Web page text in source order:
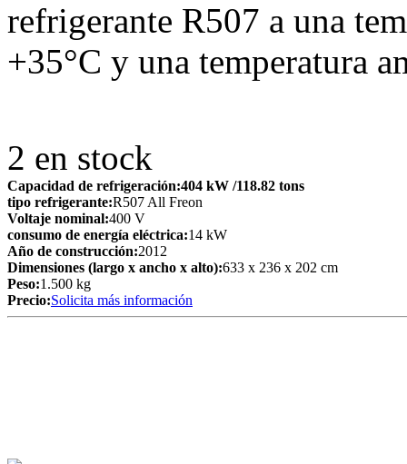
refrigerante R507 a una
+35°C y una temperatura
2 en stock
Capacidad de refrigeración:404 kW /118.82 tons
tipo refrigerante:R507 All Freon
Voltaje nominal:400 V
consumo de energía eléctrica:14 kW
Año de construcción:2012
Dimensiones (largo x ancho x alto):633 x 236 x 202 cm
Peso:1.500 kg
Precio:Solicita más información